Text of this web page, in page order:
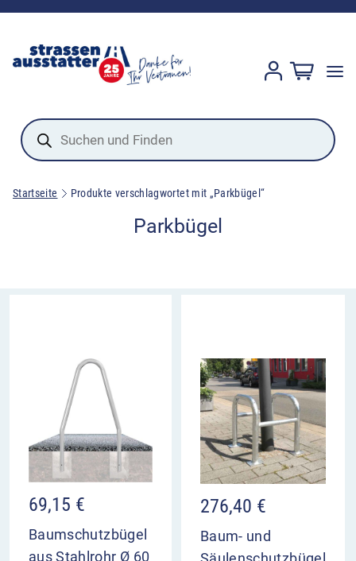
Products
search
Startseite Produkte verschlagwortet mit „Parkbügel“
Parkbügel
69,15 €
Baumschutzbügel
aus Stahlrohr Ø 60
276,40 €
Baum- und